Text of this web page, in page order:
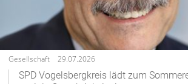
Gesellschaft 29.07.2026
SPD Vogelsbergkreis lädt zum